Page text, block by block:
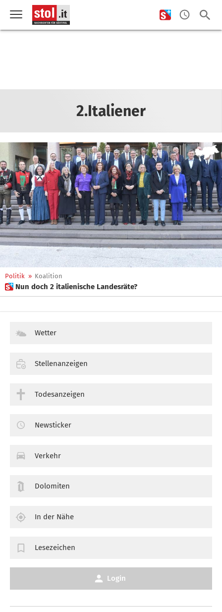
2.Italiener
Politik » Koalition
 Nun doch 2 italienische Landesräte?
Wetter
Stellenanzeigen
Todesanzeigen
Newsticker
Verkehr
Dolomiten
In der Nähe
Lesezeichen
Login